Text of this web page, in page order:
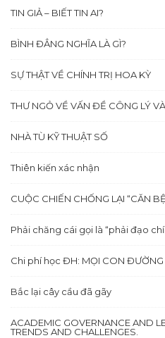
TIN GIẢ – BIẾT TIN AI?
BÌNH ĐẲNG NGHĨA LÀ GÌ?
SỰ THẬT VỀ CHÍNH TRỊ HOA KỲ
THƯ NGỎ VỀ VẤN ĐỀ CÔNG LÝ
NHÀ TÙ KỸ THUẬT SỐ
Thiên kiến xác nhận
CUỘC CHIẾN CHỐNG LẠI “CĂN
Phải chăng cái gọi là “phải đạo
Chi phí học ĐH: MỌI CON
Bắc lại cây cầu đã gãy
ACADEMIC GOVERNANCE AND
TRENDS AND CHALLENGES.